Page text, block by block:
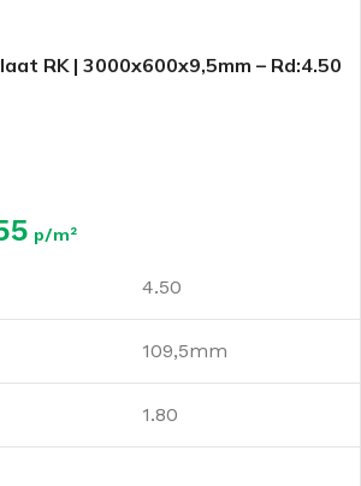
RK | 3000x600x9,5mm – Rd:4.50
p/m²
4.50
109,5mm
1.80